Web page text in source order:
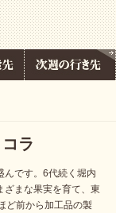
ラ
んです。6代続く堀内
ざまな果実を育て、東
ど前から加工品の製